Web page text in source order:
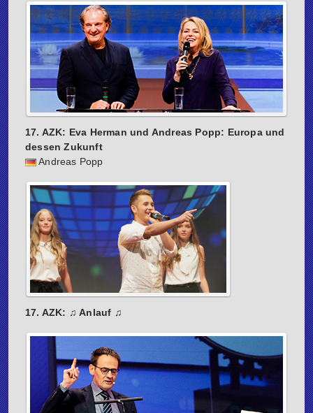
17. AZK: Eva Herman und Andreas Popp: Europa und
dessen Zukunft
Andreas Popp
17. AZK: ♫ Anlauf ♫